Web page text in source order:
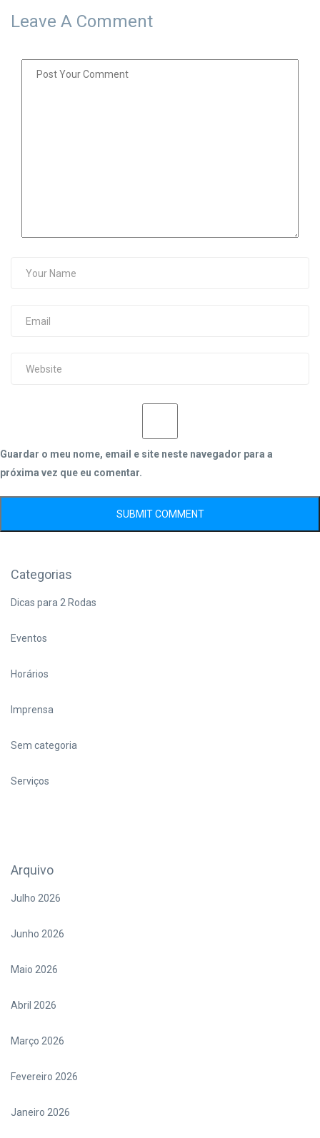
Leave A Comment
Guardar o meu nome, email e site neste navegador para a
próxima vez que eu comentar.
Categorias
Dicas para 2 Rodas
Eventos
Horários
Imprensa
Sem categoria
Serviços
Arquivo
Julho 2026
Junho 2026
Maio 2026
Abril 2026
Março 2026
Fevereiro 2026
Janeiro 2026